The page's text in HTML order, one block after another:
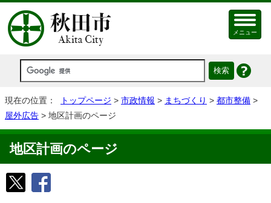
メニュー
現在の位置： トップページ > 市政情報 > まちづくり > 都市整備 >
屋外広告 > 地区計画のページ
地区計画のページ